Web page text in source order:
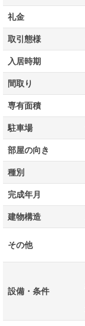
礼金
取引態様
入居時期
間取り
専有面積
駐車場
部屋の向き
種別
完成年月
建物構造
その他
設備・条件